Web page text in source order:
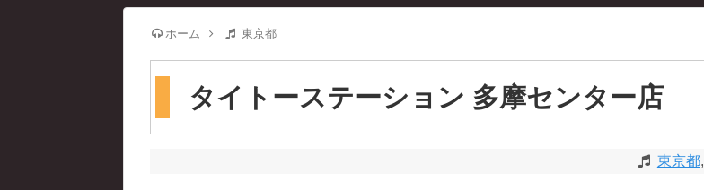
ホーム 東京都
タイトーステーション 多摩センター店
東京都,